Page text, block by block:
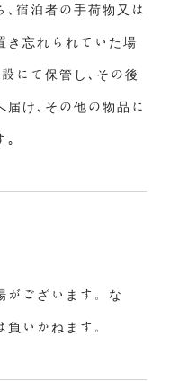
､宿泊者の手荷物又は
き忘れられていた場
にて保管し､その後
届け､その他の物品に
｡
がございます。な
いかねます。